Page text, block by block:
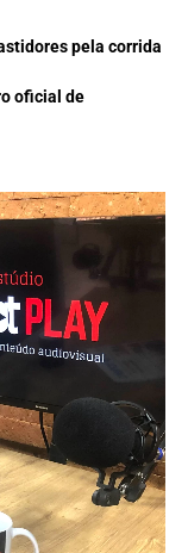
pela corrida
oficial de